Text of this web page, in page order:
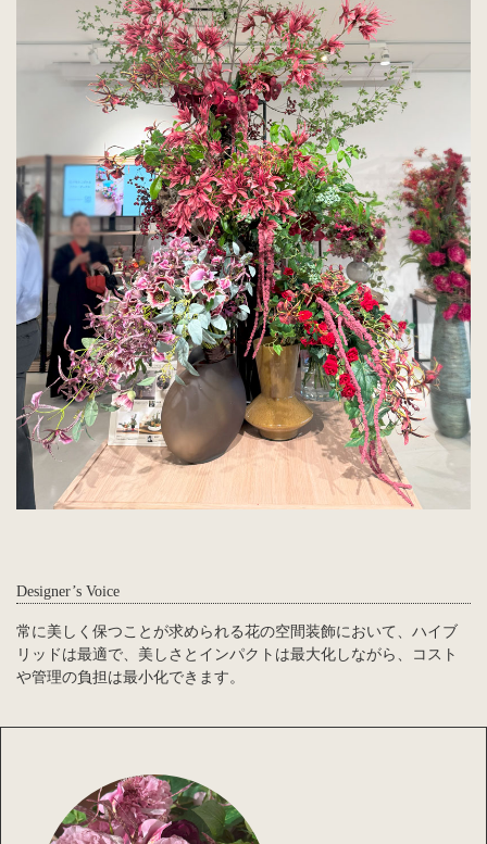
Designer’s Voice
常に美しく保つことが求められる花の空間装飾において、ハイブ
リッドは最適で、美しさとインパクトは最大化しながら、コスト
や管理の負担は最小化できます。